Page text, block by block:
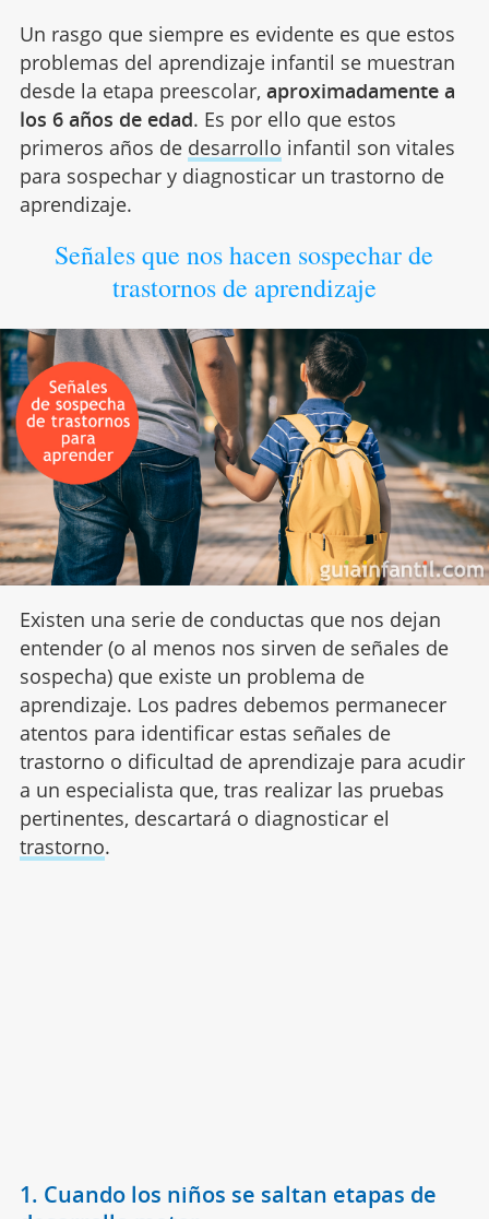
Un rasgo que siempre es evidente es que estos
problemas del aprendizaje infantil se muestran
desde la etapa preescolar, aproximadamente a
los 6 años de edad. Es por ello que estos
primeros años de desarrollo infantil son vitales
para sospechar y diagnosticar un trastorno de
aprendizaje.
Señales que nos hacen sospechar de
trastornos de aprendizaje
Existen una serie de conductas que nos dejan
entender (o al menos nos sirven de señales de
sospecha) que existe un problema de
aprendizaje. Los padres debemos permanecer
atentos para identificar estas señales de
trastorno o dificultad de aprendizaje para acudir
a un especialista que, tras realizar las pruebas
pertinentes, descartará o diagnosticar el
trastorno.
1. Cuando los niños se saltan etapas de